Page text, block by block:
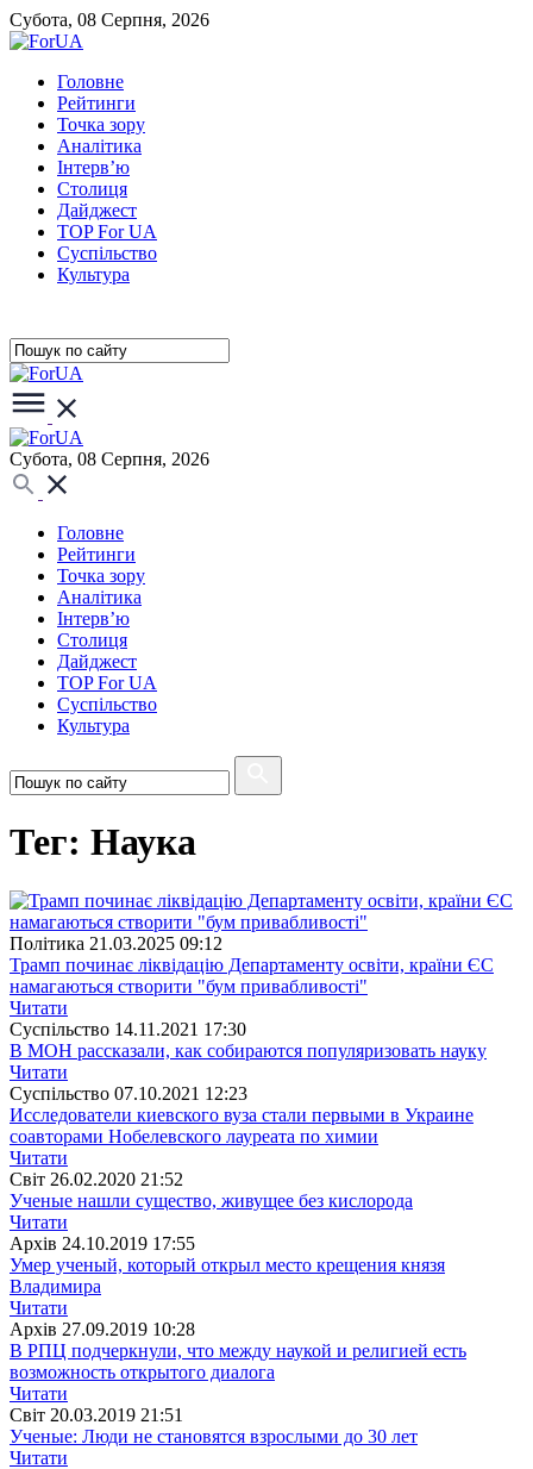
Субота, 08 Серпня, 2026
Головне
Рейтинги
Точка зору
Аналітика
Інтерв’ю
Столиця
Дайджест
TOP For UA
Суспiльство
Культура
Субота, 08 Серпня, 2026
Головне
Рейтинги
Точка зору
Аналітика
Інтерв’ю
Столиця
Дайджест
TOP For UA
Суспiльство
Культура
Тег: Наука
Полiтика 21.03.2025 09:12
Трамп починає ліквідацію Департаменту освіти, країни ЄС
намагаються створити "бум привабливості"
Читати
Суспiльство 14.11.2021 17:30
В МОН рассказали, как собираются популяризовать науку
Читати
Суспiльство 07.10.2021 12:23
Исследователи киевского вуза стали первыми в Украине
соавторами Нобелевского лауреата по химии
Читати
Свiт 26.02.2020 21:52
Ученые нашли существо, живущее без кислорода
Читати
Архiв 24.10.2019 17:55
Умер ученый, который открыл место крещения князя
Владимира
Читати
Архiв 27.09.2019 10:28
В РПЦ подчеркнули, что между наукой и религией есть
возможность открытого диалога
Читати
Свiт 20.03.2019 21:51
Ученые: Люди не становятся взрослыми до 30 лет
Читати